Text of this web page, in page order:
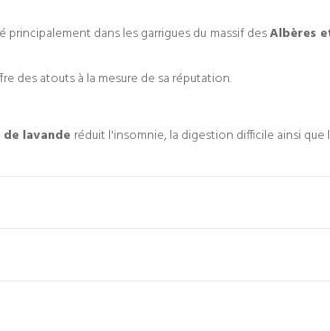
principalement dans les garrigues du massif desAlbères
des atouts à la mesure de sa réputation.
de lavande réduit l'insomnie, la digestion difficile ainsi que